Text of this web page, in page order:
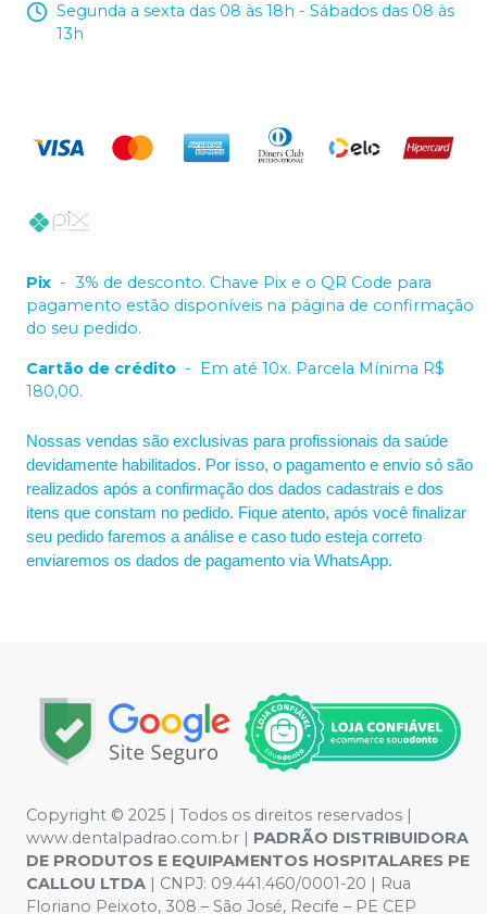
Segunda a sexta das 08 às 18h - Sábados das 08 às
13h
Pix - 3% de desconto. Chave Pix e o QR Code para
pagamento estão disponíveis na página de confirmação
do seu pedido.
Cartão de crédito - Em até 10x. Parcela Mínima R$
180,00.
Nossas vendas são exclusivas para profissionais da saúde
devidamente habilitados. Por isso, o pagamento e envio só são
realizados após a confirmação dos dados cadastrais e dos
itens que constam no pedido. Fique atento, após você finalizar
seu pedido faremos a análise e caso tudo esteja correto
enviaremos os dados de pagamento via WhatsApp.
Copyright © 2025 | Todos os direitos reservados |
www.dentalpadrao.com.br | PADRÃO DISTRIBUIDORA
DE PRODUTOS E EQUIPAMENTOS HOSPITALARES PE
CALLOU LTDA | CNPJ: 09.441.460/0001-20 | Rua
Floriano Peixoto, 308 – São José, Recife – PE CEP